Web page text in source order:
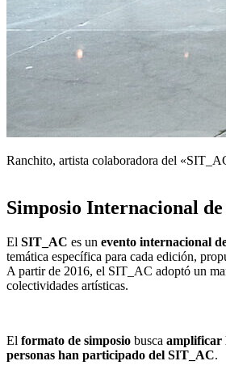
Ranchito, artista colaboradora del
Simposio Internacional
El SIT_AC es un evento internacional
temática específica para cada edición,
A partir de 2016, el SIT_AC adoptó un
colectividades artísticas.
El formato de simposio busca amplificar
personas han participado del SIT_AC.